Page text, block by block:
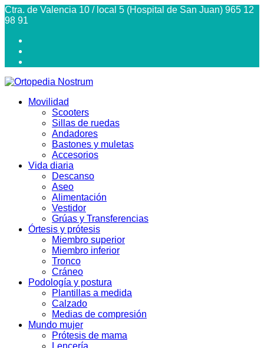
Ctra. de Valencia 10 / local 5 (Hospital de San Juan) 965 12
98 91
Movilidad
Scooters
Sillas de ruedas
Andadores
Bastones y muletas
Accesorios
Vida diaria
Descanso
Aseo
Alimentación
Vestidor
Grúas y Transferencias
Órtesis y prótesis
Miembro superior
Miembro inferior
Tronco
Cráneo
Podología y postura
Plantillas a medida
Calzado
Medias de compresión
Mundo mujer
Prótesis de mama
Lencería